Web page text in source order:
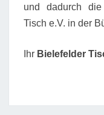
und dadurch
Tisch e.V. in der
Ihr Bielefelder